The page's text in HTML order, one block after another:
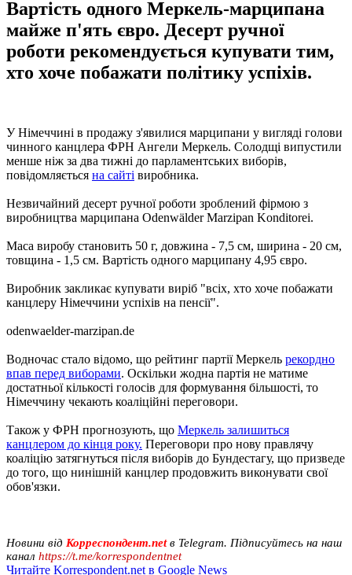
Вартість одного Меркель-марципана
майже п'ять євро. Десерт ручної
роботи рекомендується купувати тим,
хто хоче побажати політику успіхів.
У Німеччині в продажу з'явилися марципани у вигляді голови
чинного канцлера ФРН Ангели Меркель. Солодщі випустили
менше ніж за два тижні до парламентських виборів,
повідомляється на сайті виробника.
Незвичайний десерт ручної роботи зроблений фірмою з
виробництва марципана Odenwälder Marzipan Konditorei.
Маса виробу становить 50 г, довжина - 7,5 см, ширина - 20 см,
товщина - 1,5 см. Вартість одного марципану 4,95 євро.
Виробник закликає купувати виріб "всіх, хто хоче побажати
канцлеру Німеччини успіхів на пенсії".
odenwaelder-marzipan.de
Водночас стало відомо, що рейтинг партії Меркель рекордно
впав перед виборами. Оскільки жодна партія не матиме
достатньої кількості голосів для формування більшості, то
Німеччину чекають коаліційні переговори.
Також у ФРН прогнозують, що Меркель залишиться
канцлером до кінця року. Переговори про нову правлячу
коаліцію затягнуться після виборів до Бундестагу, що призведе
до того, що нинішній канцлер продовжить виконувати свої
обов'язки.
Новини від Корреспондент.netв Telegram. Підписуйтесь на наш
канал https://t.me/korrespondentnet
Читайте Korrespondent.net в Google News